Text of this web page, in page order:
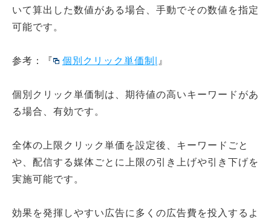
いて算出した数値がある場合、手動でその数値を指定
可能です。
参考：『 個別クリック単価制| 』
個別クリック単価制は、期待値の高いキーワードがあ
る場合、有効です。
全体の上限クリック単価を設定後、キーワードごと
や、配信する媒体ごとに上限の引き上げや引き下げを
実施可能です。
効果を発揮しやすい広告に多くの広告費を投入するよ